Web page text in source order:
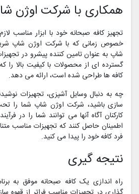
همکاری با شرکت اوژن
تجهیز کافه صبحانه خود با ابزار مناسب
خصوص زمانی که با شرکت اوژن شاپ
شاپ به عنوان تامین کننده پیشرو در
گسترده ای از محصولات با کیفیت بالا
کافه ها طراحی شده است، ارائه می دهد.
چه به دنبال وسایل آشپزی، تجهیزات
سازی باشید، شرکت اوژن شاپ شما را
کارکنان آگاه آنها می توانند شما را در
اطمینان حاصل کنند که تجهیزات مناسب
فرد کافه خود را پیدا می کنید.
نتیجه گیری
راه اندازی یک کافه صبحانه موفق به